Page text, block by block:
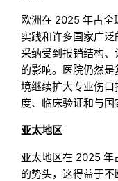
欧洲在 2025 年占全
实践和许多国家广泛
采纳受到报销结构
的影响。医院仍然
境继续扩大专业伤
度、临床验证和与国
亚太地区
亚太地区在 2025 年
的势头，这得益于